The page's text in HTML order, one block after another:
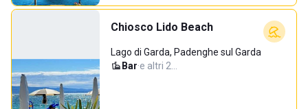
Chiosco Lido Beach
Lago di Garda, Padenghe sul Garda
Bar·e altri 2…